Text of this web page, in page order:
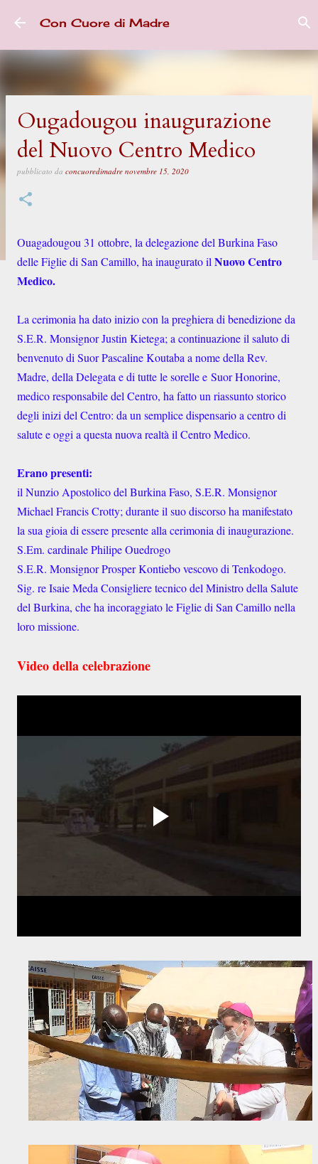
Passa ai contenuti principali
Con Cuore di Madre
Ougadougou inaugurazione
del Nuovo Centro Medico
pubblicato da concuoredimadre novembre 15, 2020
Ouagadougou 31 ottobre, la delegazione del Burkina Faso
delle Figlie di San Camillo, ha inaugurato il Nuovo Centro
Medico.
La cerimonia ha dato inizio con la preghiera di benedizione da
S.E.R. Monsignor Justin Kietega; a continuazione il saluto di
benvenuto di Suor Pascaline Koutaba a nome della Rev.
Madre, della Delegata e di tutte le sorelle e Suor Honorine,
medico responsabile del Centro, ha fatto un riassunto storico
degli inizi del Centro: da un semplice dispensario a centro di
salute e oggi a questa nuova realtà il Centro Medico.
Erano presenti:
il Nunzio Apostolico del Burkina Faso, S.E.R. Monsignor
Michael Francis Crotty; durante il suo discorso ha manifestato
la sua gioia di essere presente alla cerimonia di inaugurazione.
S.Em. cardinale Philipe Ouedrogo
S.E.R. Monsignor Prosper Kontiebo vescovo di Tenkodogo.
Sig. re Isaie Meda Consigliere tecnico del Ministro della Salute
del Burkina, che ha incoraggiato le Figlie di San Camillo nella
loro missione.
Video della celebrazione